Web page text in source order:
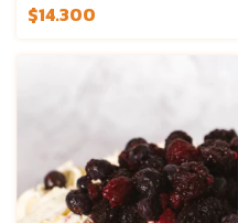
$14.300